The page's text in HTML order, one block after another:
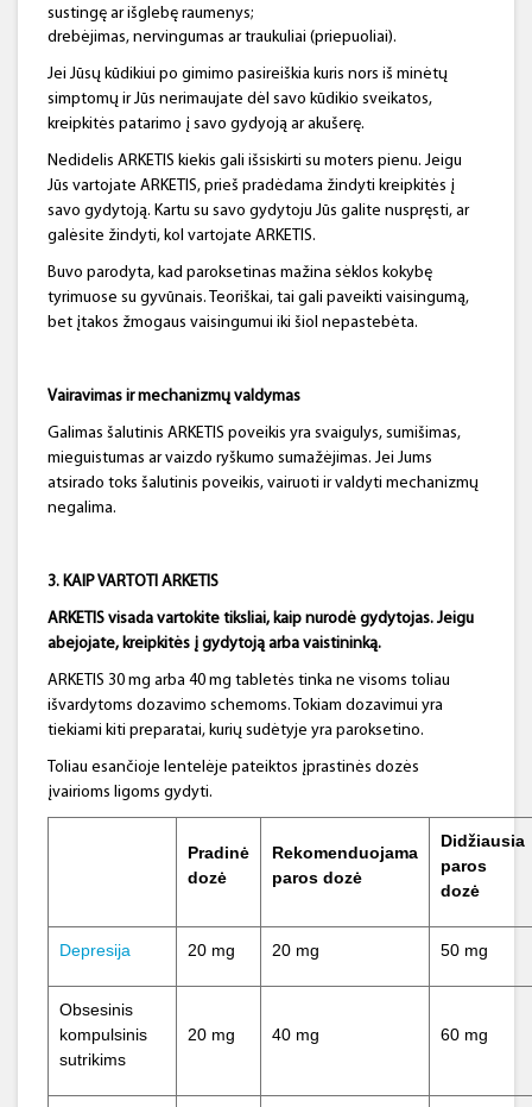
sustingę ar išglebę raumenys;
drebėjimas, nervingumas ar traukuliai (priepuoliai).
Jei Jūsų kūdikiui po gimimo pasireiškia kuris nors iš minėtų
simptomų ir Jūs nerimaujate dėl savo kūdikio sveikatos,
kreipkitės patarimo į savo gydyoją ar akušerę.
Nedidelis ARKETIS kiekis gali išsiskirti su moters pienu. Jeigu
Jūs vartojate ARKETIS, prieš pradėdama žindyti kreipkitės į
savo gydytoją. Kartu su savo gydytoju Jūs galite nuspręsti, ar
galėsite žindyti, kol vartojate ARKETIS.
Buvo parodyta, kad paroksetinas mažina sėklos kokybę
tyrimuose su gyvūnais. Teoriškai, tai gali paveikti vaisingumą,
bet įtakos žmogaus vaisingumui iki šiol nepastebėta.
Vairavimas ir mechanizmų valdymas
Galimas šalutinis ARKETIS poveikis yra svaigulys, sumišimas,
mieguistumas ar vaizdo ryškumo sumažėjimas. Jei Jums
atsirado toks šalutinis poveikis, vairuoti ir valdyti mechanizmų
negalima.
3. KAIP VARTOTI ARKETIS
ARKETIS visada vartokite tiksliai, kaip nurodė gydytojas. Jeigu
abejojate, kreipkitės į gydytoją arba vaistininką.
ARKETIS 30 mg arba 40 mg tabletės tinka ne visoms toliau
išvardytoms dozavimo schemoms. Tokiam dozavimui yra
tiekiami kiti preparatai, kurių sudėtyje yra paroksetino.
Toliau esančioje lentelėje pateiktos įprastinės dozės
įvairioms ligoms gydyti.
Pradinė
dozė
Rekomenduojama
paros dozė
Didžiausia
paros
dozė
Depresija 20 mg 20 mg 50 mg
Obsesinis
kompulsinis
sutrikims
20 mg 40 mg 60 mg